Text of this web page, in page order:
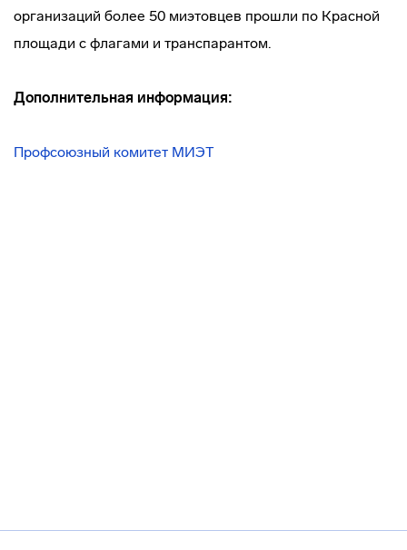
организаций более 50 миэтовцев прошли по Красной
площади с флагами и транспарантом.
Дополнительная информация:
Профсоюзный комитет МИЭТ